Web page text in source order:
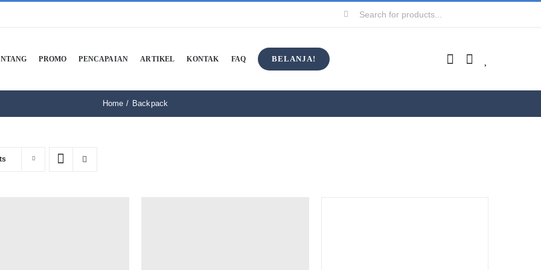
Search
PROMO PENCAPAIAN ARTIKEL KONTAK FAQ BELANJA!
Home Backpack